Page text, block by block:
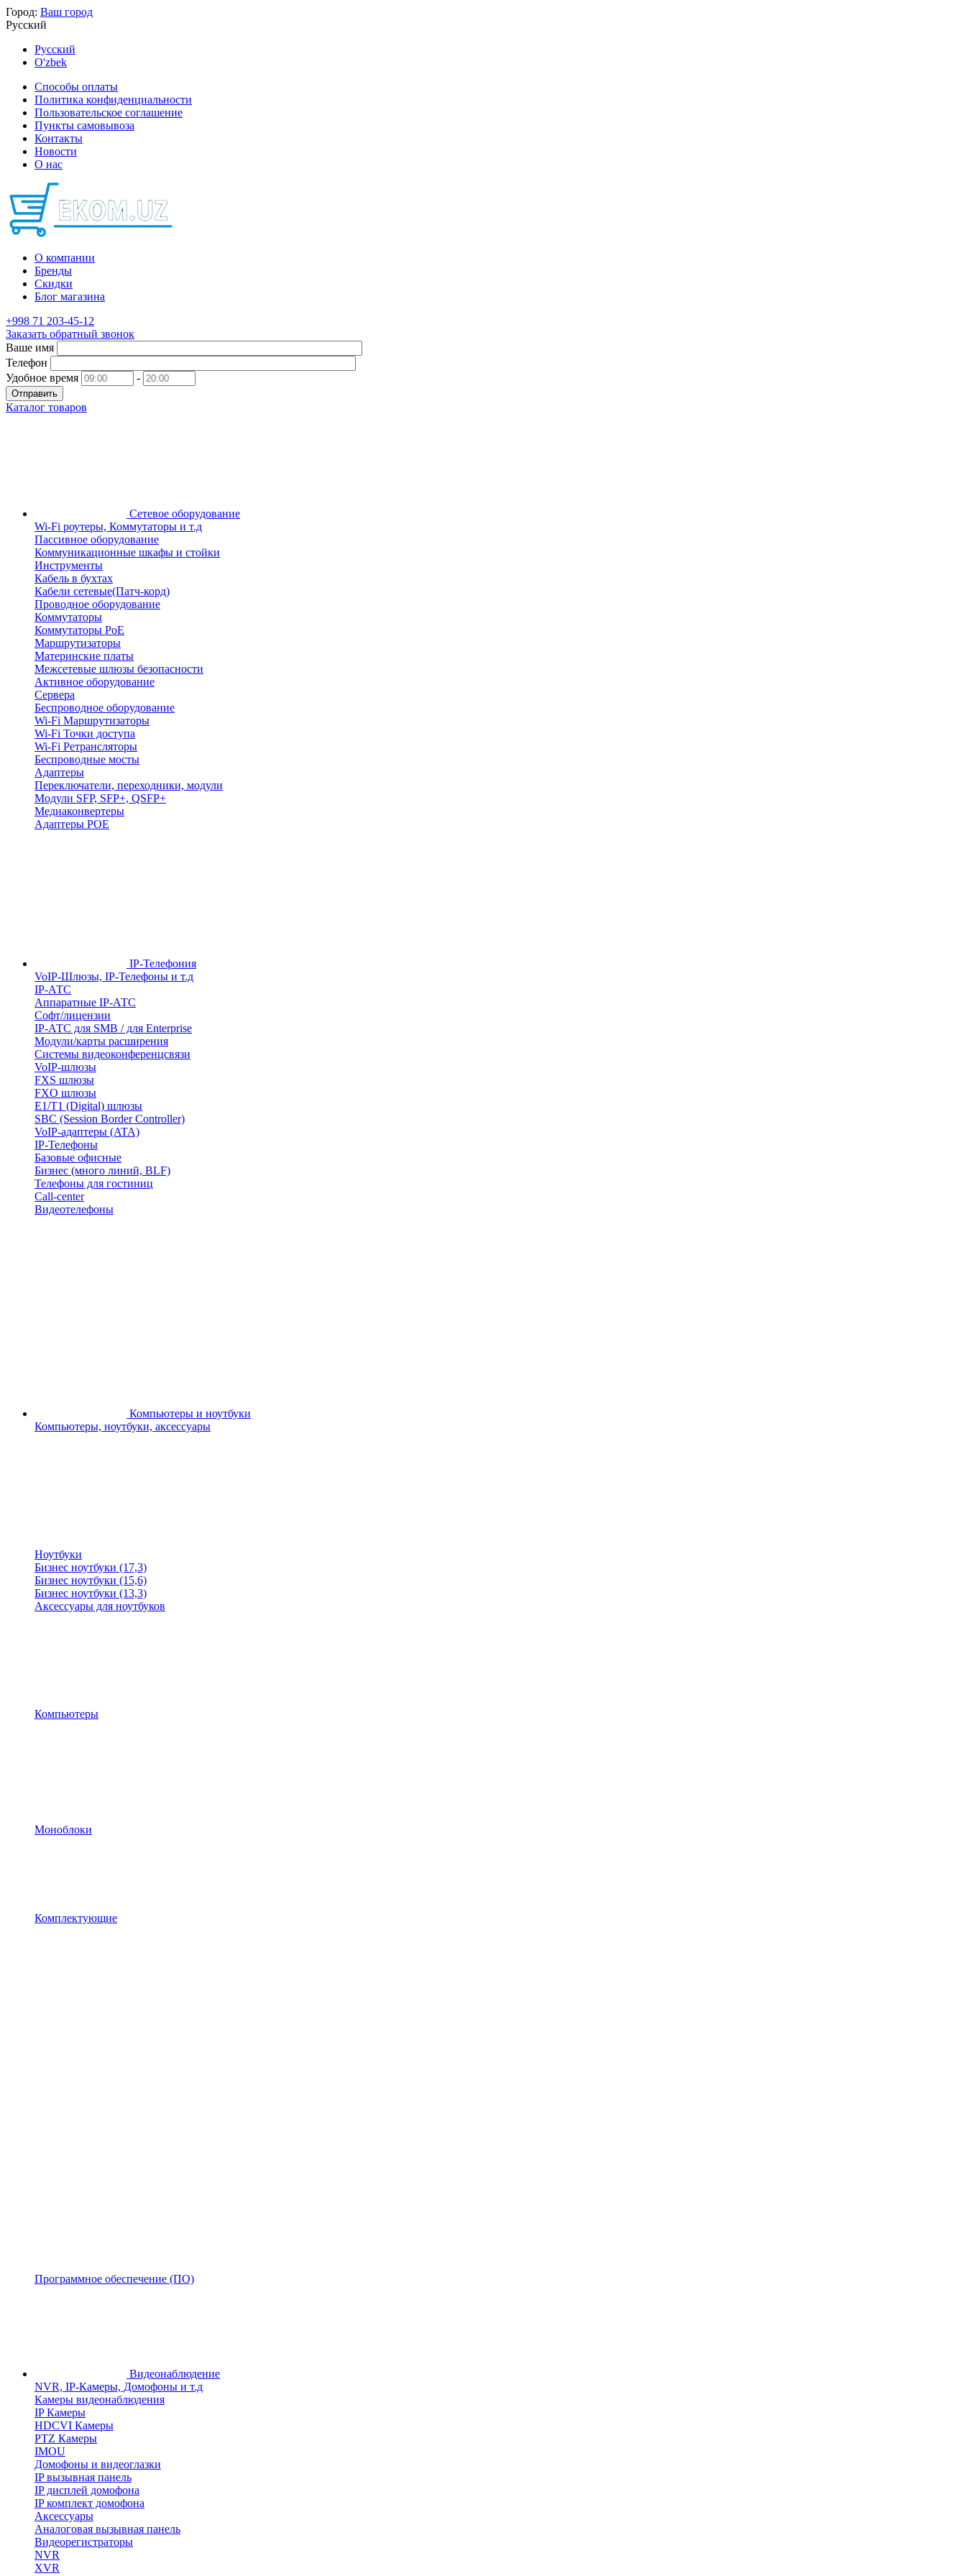
Город: Ваш город
Русский
Русский
O'zbek
Способы оплаты
Политика конфиденциальности
Пользовательское соглашение
Пункты самовывоза
Контакты
Новости
О нас
О компании
Бренды
Скидки
Блог магазина
+998 71 203-45-12
Заказать обратный звонок
Ваше имя
Телефон
Удобное время
-
Отправить
Каталог товаров
Сетевое оборудование
Wi-Fi роутеры, Коммутаторы и т.д
Пассивное оборудование
Коммуникационные шкафы и стойки
Инструменты
Кабель в бухтах
Кабели сетевые(Патч-корд)
Проводное оборудование
Коммутаторы
Коммутаторы PoE
Маршрутизаторы
Материнские платы
Межсетевые шлюзы безопасности
Активное оборудование
Сервера
Беспроводное оборудование
Wi-Fi Маршрутизаторы
Wi-Fi Точки доступа
Wi-Fi Ретрансляторы
Беспроводные мосты
Адаптеры
Переключатели, переходники, модули
Модули SFP, SFP+, QSFP+
Медиаконвертеры
Адаптеры POE
IP-Телефония
VoIP-Шлюзы, IP-Телефоны и т.д
IP-АТС
Аппаратные IP-АТС
Софт/лицензии
IP-АТС для SMB / для Enterprise
Модули/карты расширения
Системы видеоконференцсвязи
VoIP-шлюзы
FXS шлюзы
FXO шлюзы
E1/T1 (Digital) шлюзы
SBC (Session Border Controller)
VoIP-адаптеры (ATA)
IP-Телефоны
Базовые офисные
Бизнес (много линий, BLF)
Телефоны для гостиниц
Call-center
Видеотелефоны
Компьютеры и ноутбуки
Компьютеры, ноутбуки, аксессуары
Ноутбуки
Бизнес ноутбуки (17,3)
Бизнес ноутбуки (15,6)
Бизнес ноутбуки (13,3)
Аксессуары для ноутбуков
Компьютеры
Моноблоки
Комплектующие
Программное обеспечение (ПО)
Видеонаблюдение
NVR, IP-Камеры, Домофоны и т.д
Камеры видеонаблюдения
IP Камеры
HDCVI Камеры
PTZ Камеры
IMOU
Домофоны и видеоглазки
IP вызывная панель
IP дисплей домофона
IP комплект домофона
Аксессуары
Аналоговая вызывная панель
Видеорегистраторы
NVR
XVR